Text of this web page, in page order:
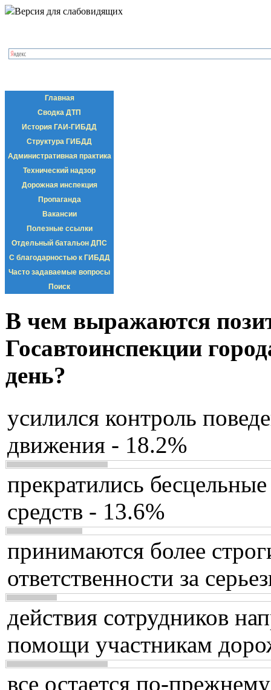
Версия для слабовидящих
Главная
Сводка ДТП
История ГАИ-ГИБДД
Структура ГИБДД
Административная практика
Технический надзор
Дорожная инспекция
Пропаганда
Вакансии
Полезные ссылки
Отдельный батальон ДПС
С благодарностью к ГИБДД
Часто задаваемые вопросы
Поиск
В чем выражаются
Госавтоинспекции
день?
усилился контроль
движения - 18.2%
прекратились
средств - 13.6%
принимаются более
ответственности за
действия сотрудников
помощи участникам
все остается по-